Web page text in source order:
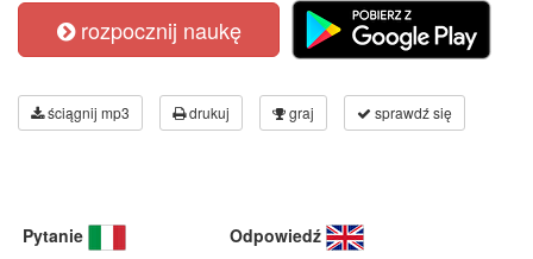
rozpocznij naukę
ściągnij mp3 drukuj graj sprawdź się
Pytanie Odpowiedź